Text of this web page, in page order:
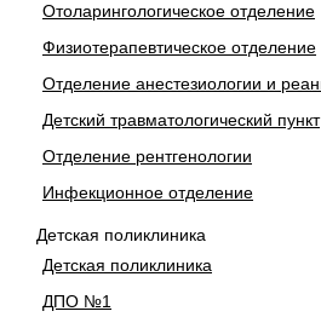
Отоларингологическое отделение
Физиотерапевтическое отделение
Отделение анестезиологии и
Детский травматологический пункт
Отделение рентгенологии
Инфекционное отделение
Детская поликлиника
Детская поликлиника
ДПО №1